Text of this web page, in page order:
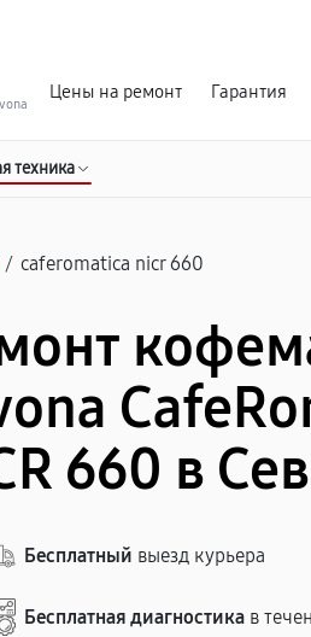
Цены на ремонт Гарантия
техника
/ caferomatica nicr 660
660 в
Бесплатный выезд курьера
Бесплатная диагностика в